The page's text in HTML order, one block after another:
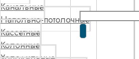
Канальные
Напольно-потолочные
Кассетные
Колонные